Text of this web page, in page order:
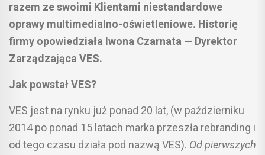
razem ze swoimi Klientami niestandardowe
oprawy multimedialno-oświetleniowe. Historię
firmy opowiedziała Iwona Czarnata — Dyrektor
Zarządzająca VES.
Jak powstał VES?
VES jest na rynku już ponad 20 lat, (w październiku
2014 po ponad 15 latach marka przeszła rebranding i
od tego czasu działa pod nazwą VES). Od pierwszych